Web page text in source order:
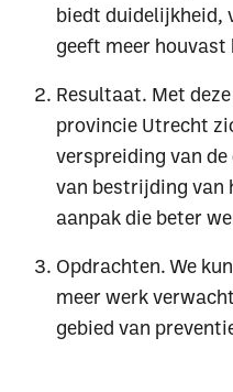
biedt duidelijkheid,
geeft meer
Resultaat. Met
provincie Utrecht
verspreiding van
van bestrijding van
aanpak die beter
Opdrachten. We
meer werk
gebied van